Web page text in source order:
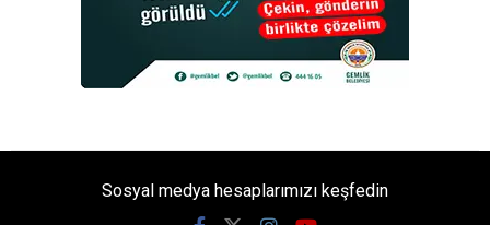
Sosyal medya hesaplarımızı keşfedin